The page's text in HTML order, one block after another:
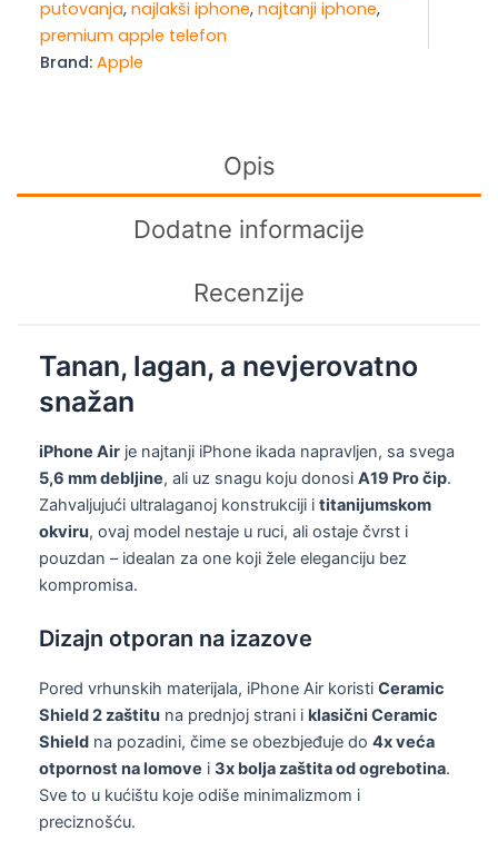
putovanja, najlakši iphone, najtanji iphone,
premium apple telefon
Brand: Apple
Opis
Dodatne informacije
Recenzije
Tanan, lagan, a nevjerovatno
snažan
iPhone Air je najtanji iPhone ikada napravljen, sa svega
5,6 mm debljine, ali uz snagu koju donosi A19 Pro čip.
Zahvaljujući ultralaganoj konstrukciji i titanijumskom
okviru, ovaj model nestaje u ruci, ali ostaje čvrst i
pouzdan – idealan za one koji žele eleganciju bez
kompromisa.
Dizajn otporan na izazove
Pored vrhunskih materijala, iPhone Air koristi Ceramic
Shield 2 zaštitu na prednjoj strani i klasični Ceramic
Shield na pozadini, čime se obezbjeđuje do 4x veća
otpornost na lomove i 3x bolja zaštita od ogrebotina.
Sve to u kućištu koje odiše minimalizmom i
preciznošću.